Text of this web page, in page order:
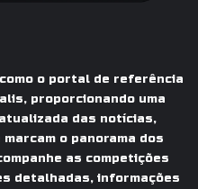
o portal de referência
proporcionando uma
das notícias,
o panorama dos
as competições
detalhadas, informações